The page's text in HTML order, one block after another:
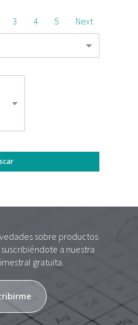
3 4 5 Next
sobre productos
a nuestra
gratuita.